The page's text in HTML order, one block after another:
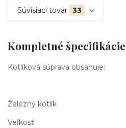
Súvisiaci tovar 33
Kompletné špecifikácie
Kotlíková súprava obsahuje:
Železný kotlík
Veľkosť: